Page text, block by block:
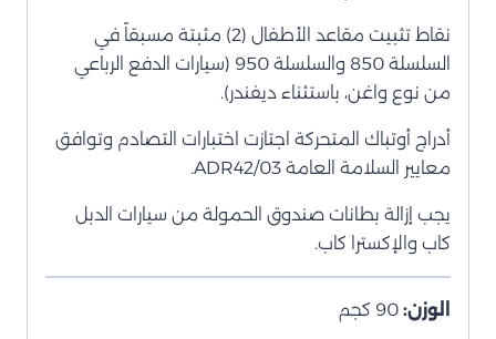
نقاط تثبيت مقاعد الأطفال (2) مثبتة مسبقاً في
السلسلة 850 والسلسلة 950 (سيارات الدفع الرباعي
من نوع واغن، باستثناء ديفندر).
أدراج أوتباك المتحركة اجتازت اختبارات التصادم وتوافق
معايير السلامة العامة ADR42/03.
يجب إزالة بطانات صندوق الحمولة من سيارات الدبل
كاب والإكسترا كاب.
الوزن: